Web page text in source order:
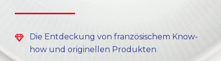
Die Entdeckung von französischem Know-
how und originellen Produkten